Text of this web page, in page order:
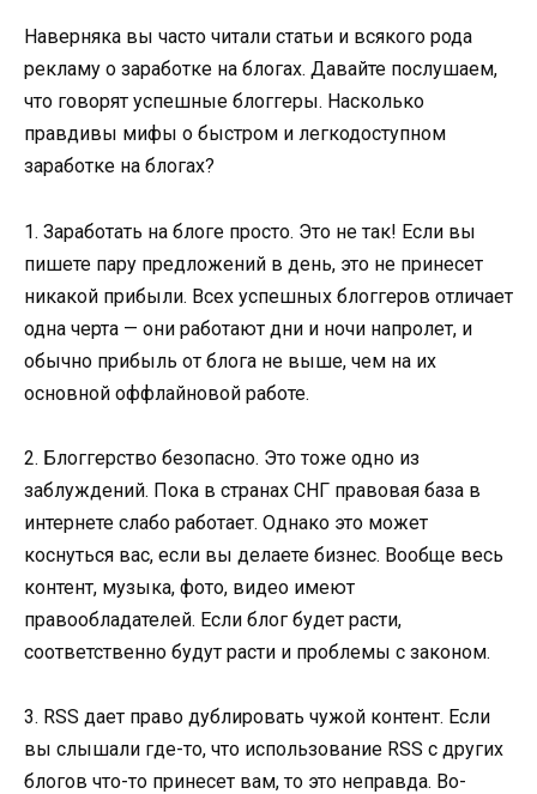
Наверняка вы часто читали статьи и всякого рода
рекламу о заработке на блогах. Давайте послушаем,
что говорят успешные блоггеры. Насколько
правдивы мифы о быстром и легкодоступном
заработке на блогах?
1. Заработать на блоге просто. Это не так! Если вы
пишете пару предложений в день, это не принесет
никакой прибыли. Всех успешных блоггеров отличает
одна черта — они работают дни и ночи напролет, и
обычно прибыль от блога не выше, чем на их
основной оффлайновой работе.
2. Блоггерство безопасно. Это тоже одно из
заблуждений. Пока в странах СНГ правовая база в
интернете слабо работает. Однако это может
коснуться вас, если вы делаете бизнес. Вообще весь
контент, музыка, фото, видео имеют
правообладателей. Если блог будет расти,
соответственно будут расти и проблемы с законом.
3. RSS дает право дублировать чужой контент. Если
вы слышали где-то, что использование RSS с других
блогов что-то принесет вам, то это неправда. Во-